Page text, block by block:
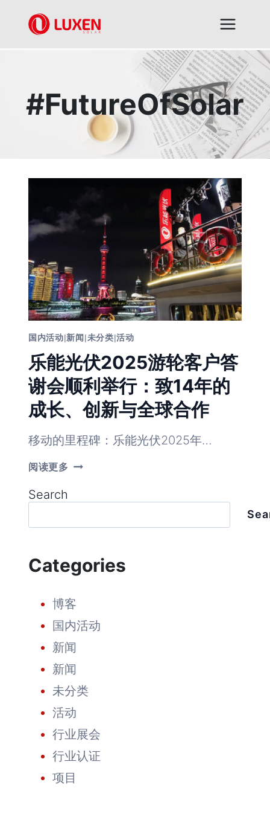
#FutureOfSolar
国内活动|新闻 |未分类|活动
乐能光伏2025游轮客户答
谢会顺利举行：致14年的
成长、创新与全球合作
移动的里程碑：乐能光伏2025年…
阅读更多 乐
轮
答
谢
顺
利
举
行：
14
的
长、
新
与
全
球
合
Search
Categories
博客
国内活动
新闻
新闻
未分类
活动
行业展会
行业认证
项目